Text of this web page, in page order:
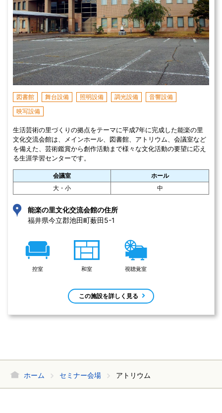
図書館 舞台設備 照明設備 調光設備
音響設備
映写設備
生活芸術の里づくりの拠点をテーマに平成7年に完成した能楽の里
文化交流会館は、メインホール、図書館、アトリウム、会議室など
を備えた、芸術鑑賞から創作活動まで様々な文化活動の要望に応え
る生涯学習センターです。
会議室
ホール
大・小
中
能楽の里文化交流会館の住所
福井県今立郡池田町薮田5-1
控室 和室 視聴覚室
この施設を詳しく見る
ホーム セミナー会場 アトリウム